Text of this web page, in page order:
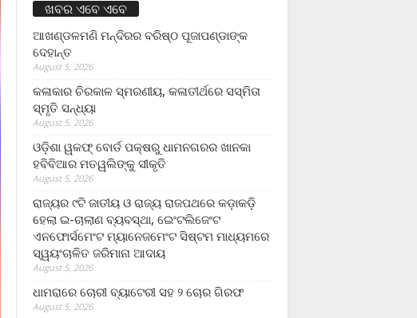
ଖବର ଏବେ ଏବେ
ଆଖଣ୍ଡଳମଣି ମନ୍ଦିରର ବରିଷ୍ଠ ପୂଜାପଣ୍ଡାଙ୍କ
ଦେହାନ୍ତ
August 5, 2026
କଳାକାର ଚିରକାଳ ସ୍ମରଣୀୟ, କଳାତୀର୍ଥରେ ସସ୍ମିତା
ସ୍ମୃତି ସନ୍ଧ୍ୟା
August 5, 2026
ଓଡ଼ିଶା ୱକଫ୍ ବୋର୍ଡ ପକ୍ଷରୁ ଧାମନଗରର ଖାନକା
ହବିବିଆର ମତୱଲିଙ୍କୁ ସୀକୃତି
August 5, 2026
ରାଜ୍ୟର ୯ଟି ଜାତୀୟ ଓ ରାଜ୍ୟ ରାଜପଥରେ କଡ଼ାକଡ଼ି
ହେଲା ଇ-ଚାଲାଣ ବ୍ୟବସ୍ଥା, ଇେଂଟଲିଜେଂଟ
ଏନଫୋର୍ସମେଂଟ ମ୍ୟାନେଜମେଂଟ ସିଷ୍ଟମ ମାଧ୍ୟମରେ
ସ୍ୱୟଂଚାଳିତ ଜରିମାନା ଆଦାୟ
August 5, 2026
ଧାମରାରେ ଚୋରୀ ବ୍ୟାଟେରୀ ସହ ୨ ଚୋର ଗିରଫ
August 5, 2026